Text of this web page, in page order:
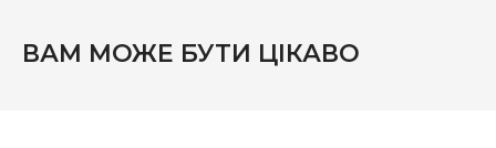
ВАМ МОЖЕ БУТИ ЦІКАВО